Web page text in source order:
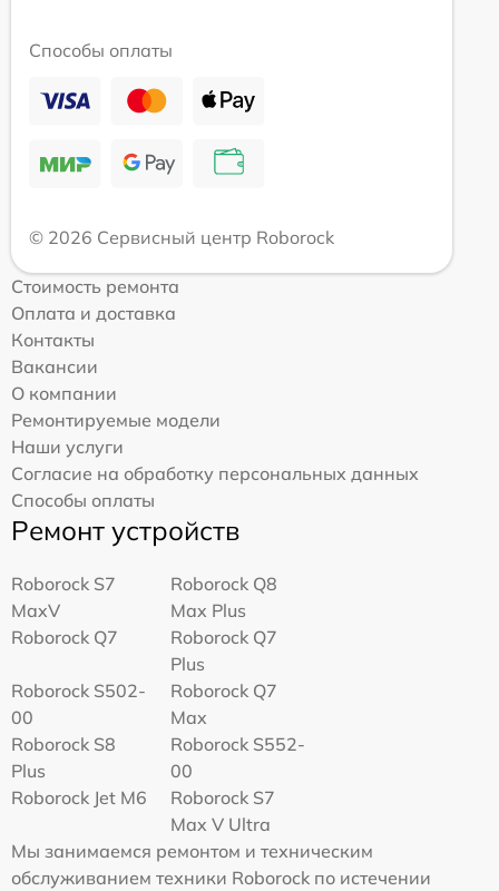
Способы оплаты
© 2026 Сервисный центр Roborock
Стоимость ремонта
Оплата и доставка
Контакты
Вакансии
О компании
Ремонтируемые модели
Наши услуги
Согласие на обработку персональных данных
Способы оплаты
Ремонт устройств
Roborock S7
MaxV
Roborock Q8
Max Plus
Roborock Q7
Roborock Q7
Plus
Roborock S502-
00
Roborock Q7
Max
Roborock S8
Plus
Roborock S552-
00
Roborock Jet M6
Roborock S7
Max V Ultra
Мы занимаемся ремонтом и техническим
обслуживанием техники Roborock по истечении